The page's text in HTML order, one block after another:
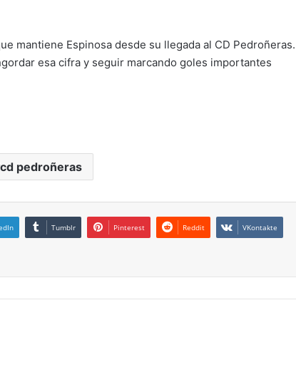
mantiene Espinosa desde su llegada al CD Pedroñeras.
esa cifra y seguir marcando goles importantes
cd pedroñeras
Tumblr Pinterest Reddit VKontakte